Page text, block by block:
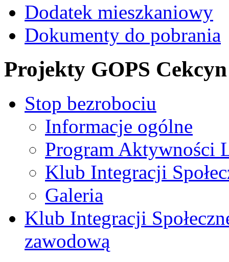
Dodatek mieszkaniowy
Dokumenty do pobrania
Projekty GOPS Cekcyn
Stop bezrobociu
Informacje ogólne
Program Aktywności
Klub Integracji
Galeria
Klub Integracji
zawodową